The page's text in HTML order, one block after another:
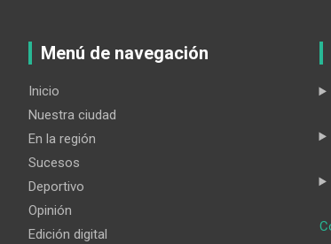
Menú de navegación
Inicio
Nuestra ciudad
En la región
Sucesos
Deportivo
Opinión
Edición digital